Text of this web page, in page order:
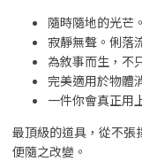
隨時隨地的光芒。
寂靜無聲。俐落
為敘事而生，不
完美適用於物體
一件你會真正用
最頂級的道具，從不
便隨之改變。